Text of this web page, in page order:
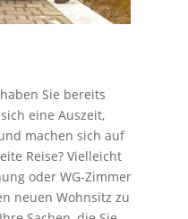
Sie bereits
eine Auszeit,
machen sich auf
Reise? Vielleicht
oder WG-Zimmer
neuen Wohnsitz zu